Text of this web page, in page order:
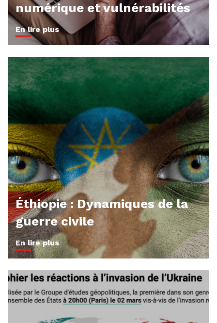
numérique et vulnérabilités
En lire plus
Éthiopie : Dynamiques de la
guerre civile
En lire plus